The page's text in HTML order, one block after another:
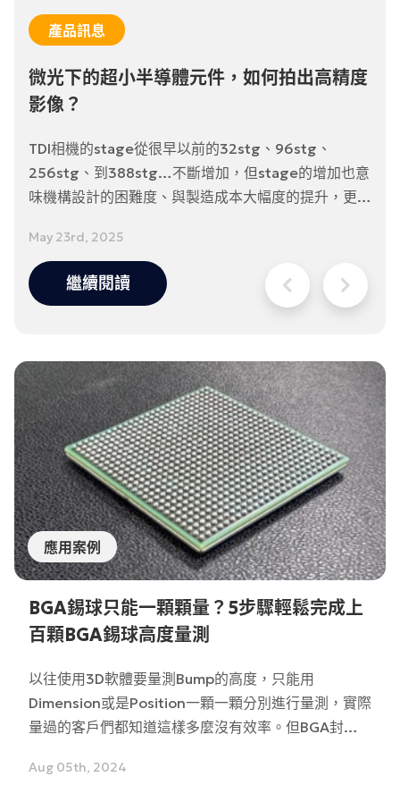
產品訊息
微光下的超小半導體元件，如何拍出高精度
影像？
TDI相機的stage從很早以前的32stg、96stg、
256stg、到388stg…不斷增加，但stage的增加也意
味機構設計的困難度、與製造成本大幅度的提升，更重
初入機器視覺行業，第一台玩的就是TDI相機，至今玩
了TDI相機將近二十個年頭，深感增加stage來提升相
機的感光能力是一個雙面刃；高stage只適合使用在少
光能力的更新深表肯定！
May 23rd, 2025
繼續閱讀
應用案例
BGA錫球只能一顆顆量？5步驟輕鬆完成上
百顆BGA錫球高度量測
以往使用3D軟體要量測Bump的高度，只能用
Dimension或是Position一顆一顆分別進行量測，實際
量過的客戶們都知道這樣多麼沒有效率。但BGA封裝
Raw data後，再自行撰寫或用其它的演算法進行量
Aug 05th, 2024